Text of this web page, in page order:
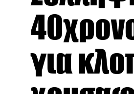
για